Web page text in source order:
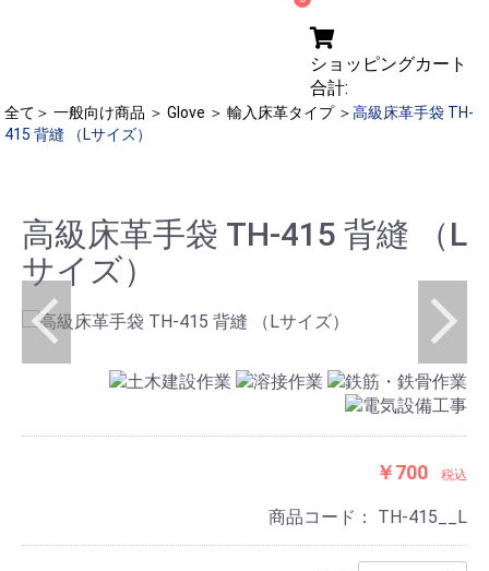
ショッピングカート
合計:
全て ＞ 一般向け商品 ＞ Glove ＞ 輸入床革タイプ ＞高級床革手袋 TH-
415 背縫 （Lサイズ）
高級床革手袋 TH-415 背縫 （L
サイズ）
￥700 税込
商品コード： TH-415__L